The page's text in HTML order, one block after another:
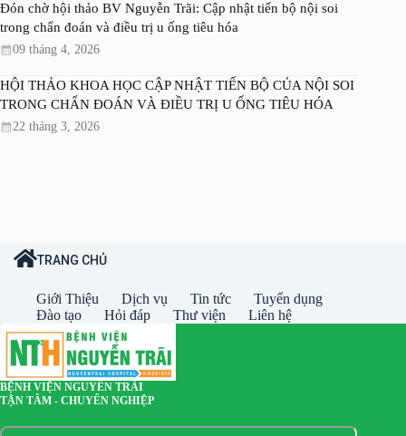
Đón chờ hội thảo BV Nguyễn Trãi: Cập nhật tiến bộ nội soi
trong chẩn đoán và điều trị u ống tiêu hóa
09 tháng 4, 2026
HỘI THẢO KHOA HỌC CẬP NHẬT TIẾN BỘ CỦA NỘI SOI
TRONG CHẨN ĐOÁN VÀ ĐIỀU TRỊ U ỐNG TIÊU HÓA
22 tháng 3, 2026
TRANG CHỦ
Giới Thiệu Dịch vụ Tin tức
Tuyển dụng
Đào tạo
Hỏi đáp Thư viện Liên hệ
BỆNH VIỆN NGUYỄN TRÃI
TẬN TÂM - CHUYÊN NGHIỆP